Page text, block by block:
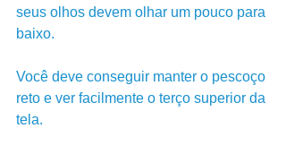
seus olhos devem olhar um pouco para
baixo.
Você deve conseguir manter o pescoço
reto e ver facilmente o terço superior da
tela.